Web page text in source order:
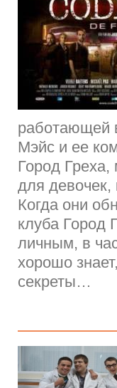
работающей
Мэйс и ее
Город Греха,
для
Когда они
клуба Город
личным, в
хорошо
секреты…